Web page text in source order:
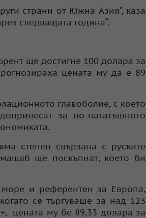
страни от Южна Азия“, каза
следващата година“.
ще достигне 100 долара за
цената му да е 89
главоболие, с което
за по-нататъшното
степен свързана с руските
ще поскъпнат, което би
и референтен за Европа,
се търгуваше за над 123
цената му бе 89,33 долара за